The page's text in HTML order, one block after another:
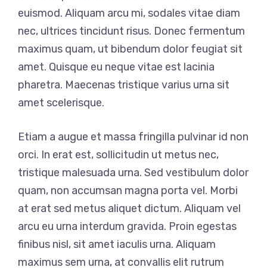
euismod. Aliquam arcu mi, sodales vitae diam
nec, ultrices tincidunt risus. Donec fermentum
maximus quam, ut bibendum dolor feugiat sit
amet. Quisque eu neque vitae est lacinia
pharetra. Maecenas tristique varius urna sit
amet scelerisque.
Etiam a augue et massa fringilla pulvinar id non
orci. In erat est, sollicitudin ut metus nec,
tristique malesuada urna. Sed vestibulum dolor
quam, non accumsan magna porta vel. Morbi
at erat sed metus aliquet dictum. Aliquam vel
arcu eu urna interdum gravida. Proin egestas
finibus nisl, sit amet iaculis urna. Aliquam
maximus sem urna, at convallis elit rutrum